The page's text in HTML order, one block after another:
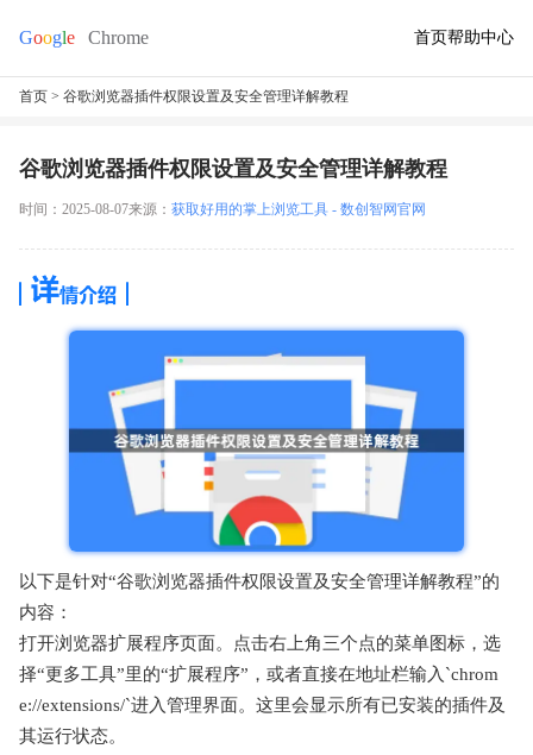
首页帮助中心
首页 > 谷歌浏览器插件权限设置及安全管理详解教程
谷歌浏览器插件权限设置及安全管理详解教程
时间：2025-08-07来源： 获取好用的掌上浏览工具 - 数创智网官网
以下是针对“谷歌浏览器插件权限设置及安全管理详解教程”的
内容：
打开浏览器扩展程序页面。点击右上角三个点的菜单图标，选
择“更多工具”里的“扩展程序”，或者直接在地址栏输入`chrom
e://extensions/`进入管理界面。这里会显示所有已安装的插件及
其运行状态。